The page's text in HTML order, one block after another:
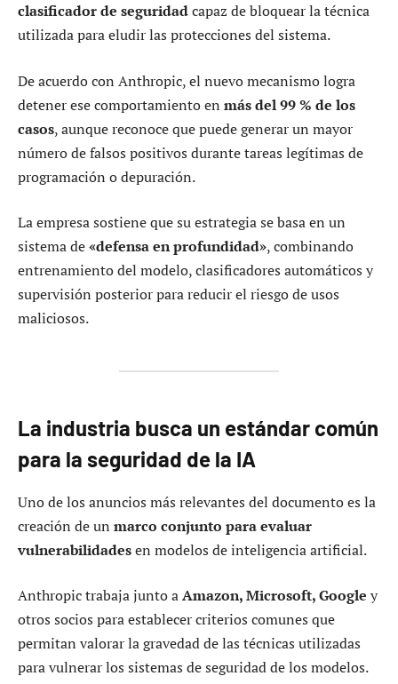
clasificador de seguridadcapaz de bloquear la técnica
utilizada para eludir las protecciones del sistema.
De acuerdo con Anthropic, el nuevo mecanismo logra
detener ese comportamiento en más del 99 % de los
casos, aunque reconoce que puede generar un mayor
número de falsos positivos durante tareas legítimas de
programación o depuración.
La empresa sostiene que su estrategia se basa en un
sistema de«defensa en profundidad», combinando
entrenamiento del modelo, clasificadores automáticos y
supervisión posterior para reducir el riesgo de usos
maliciosos.
La industria busca un estándar común
para la seguridad de la IA
Uno de los anuncios más relevantes del documento es la
creación de un marco conjunto para evaluar
vulnerabilidadesen modelos de inteligencia artificial.
Anthropic trabaja junto aAmazon, Microsoft, Google y
otros socios para establecer criterios comunes que
permitan valorar la gravedad de las técnicas utilizadas
para vulnerar los sistemas de seguridad de los modelos.